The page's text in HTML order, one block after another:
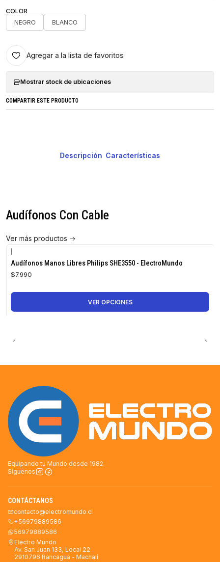
COLOR
NEGRO
BLANCO
Agregar a la lista de favoritos
Mostrar stock de ubicaciones
COMPARTIR ESTE PRODUCTO
Descripción Características
Audífonos Con Cable
Ver más productos
Audífonos Manos Libres Philips SHE3550 - ElectroMundo
$7.990
VER OPCIONES
Equipando tu Mundo desde 1982.
Síguenos
CONTÁCTANOS
contacto@electromundo.cl
+56979889586
56979889586
Electro Mundo
Av. San Juan 133, Local 22
2910796 Rancagua - Machalí